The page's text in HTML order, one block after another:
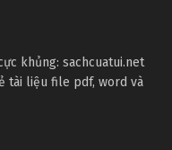
khủng: sachcuatui.net
tài liệu file pdf, word và